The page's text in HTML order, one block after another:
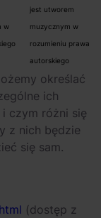
w
jest utworem
muzycznym w
rozumieniu prawa
autorskiego
określać
ich
czym różni się
z nich będzie
się sam.
(dostęp z